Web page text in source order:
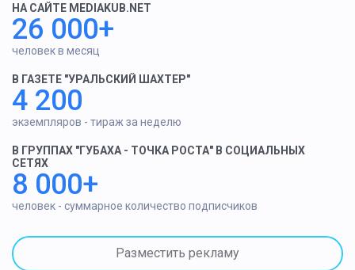
НА САЙТЕ MEDIAKUB.NET
26 000+
человек в месяц
В ГАЗЕТЕ "УРАЛЬСКИЙ ШАХТЕР"
4 200
экземпляров - тираж за неделю
В ГРУППАХ "ГУБАХА - ТОЧКА РОСТА" В СОЦИАЛЬНЫХ
СЕТЯХ
8 000+
человек - суммарное количество подписчиков
Разместить рекламу